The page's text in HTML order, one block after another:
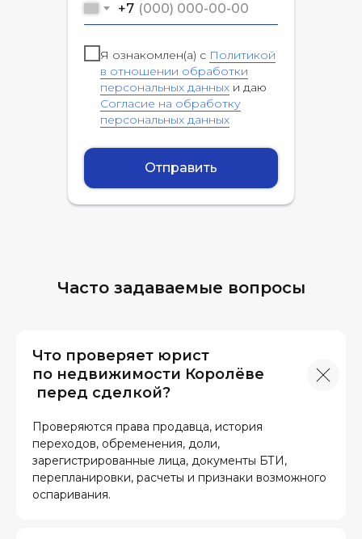
+7
Я ознакомлен(а) с Политикой
в отношении обработки
персональных данных и даю
Согласие на обработку
персональных данных
Отправить
Часто задаваемые вопросы
Что проверяет юрист
по недвижимости Королёве
перед сделкой?
Проверяются права продавца, история
переходов, обременения, доли,
зарегистрированные лица, документы БТИ,
перепланировки, расчеты и признаки возможного
оспаривания.